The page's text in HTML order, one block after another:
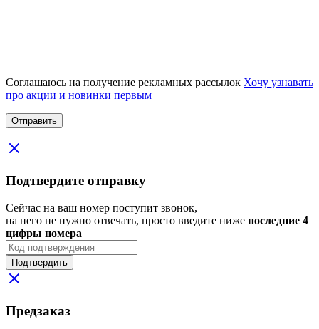
Соглашаюсь на получение рекламных рассылок Хочу узнавать
про акции и новинки первым
Подтвердите отправку
Сейчас на ваш номер поступит звонок,
на него не нужно отвечать, просто введите ниже последние 4
цифры номера
Подтвердить
Предзаказ